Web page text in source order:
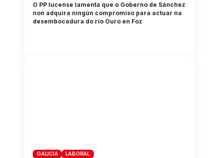
O PP lucense lamenta que o Goberno de Sánchez
non adquira ningún compromiso para actuar na
desembocadura do río Ouro en Foz
GALICIA LABORAL